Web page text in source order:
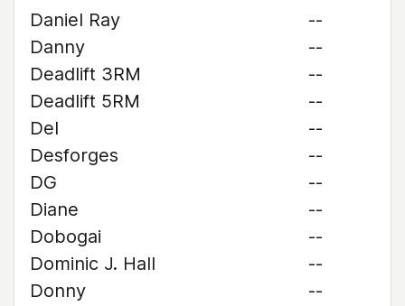
Daniel Ray
--
Danny
--
Deadlift 3RM
--
Deadlift 5RM
--
Del
--
Desforges
--
DG
--
Diane
--
Dobogai
--
Dominic J. Hall
--
Donny
--